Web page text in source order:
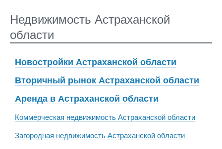
Недвижимость Астраханской
области
Новостройки Астраханской области
Вторичный рынок Астраханской области
Аренда в Астраханской области
Коммерческая недвижимость Астраханской области
Загородная недвижимость Астраханской области